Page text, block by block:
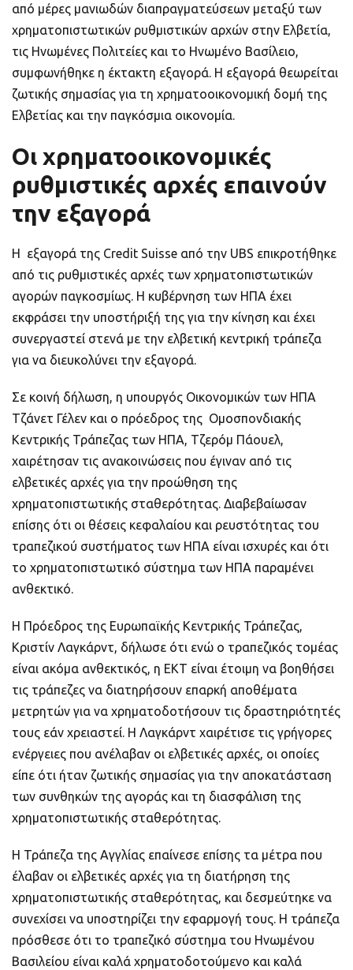
από μέρες μανιωδών διαπραγματεύσεων μεταξύ των
χρηματοπιστωτικών ρυθμιστικών αρχών στην Ελβετία,
τις Ηνωμένες Πολιτείες και το Ηνωμένο Βασίλειο,
συμφωνήθηκε η έκτακτη εξαγορά. Η εξαγορά θεωρείται
ζωτικής σημασίας για τη χρηματοοικονομική δομή της
Ελβετίας και την παγκόσμια οικονομία.
Οι χρηματοοικονομικές
ρυθμιστικές αρχές επαινούν
την εξαγορά
Η εξαγορά της Credit Suisse από την UBS επικροτήθηκε
από τις ρυθμιστικές αρχές των χρηματοπιστωτικών
αγορών παγκοσμίως. Η κυβέρνηση των ΗΠΑ έχει
εκφράσει την υποστήριξή της για την κίνηση και έχει
συνεργαστεί στενά με την ελβετική κεντρική τράπεζα
για να διευκολύνει την εξαγορά.
Σε κοινή δήλωση, η υπουργός Οικονομικών των ΗΠΑ
Τζάνετ Γέλεν και ο πρόεδρος της Ομοσπονδιακής
Κεντρικής Τράπεζας των ΗΠΑ, Τζερόμ Πάουελ,
χαιρέτησαν τις ανακοινώσεις που έγιναν από τις
ελβετικές αρχές για την προώθηση της
χρηματοπιστωτικής σταθερότητας. Διαβεβαίωσαν
επίσης ότι οι θέσεις κεφαλαίου και ρευστότητας του
τραπεζικού συστήματος των ΗΠΑ είναι ισχυρές και ότι
το χρηματοπιστωτικό σύστημα των ΗΠΑ παραμένει
ανθεκτικό.
Η Πρόεδρος της Ευρωπαϊκής Κεντρικής Τράπεζας,
Κριστίν Λαγκάρντ, δήλωσε ότι ενώ ο τραπεζικός τομέας
είναι ακόμα ανθεκτικός, η ΕΚΤ είναι έτοιμη να βοηθήσει
τις τράπεζες να διατηρήσουν επαρκή αποθέματα
μετρητών για να χρηματοδοτήσουν τις δραστηριότητές
τους εάν χρειαστεί. Η Λαγκάρντ χαιρέτισε τις γρήγορες
ενέργειες που ανέλαβαν οι ελβετικές αρχές, οι οποίες
είπε ότι ήταν ζωτικής σημασίας για την αποκατάσταση
των συνθηκών της αγοράς και τη διασφάλιση της
χρηματοπιστωτικής σταθερότητας.
Η Τράπεζα της Αγγλίας επαίνεσε επίσης τα μέτρα που
έλαβαν οι ελβετικές αρχές για τη διατήρηση της
χρηματοπιστωτικής σταθερότητας, και δεσμεύτηκε να
συνεχίσει να υποστηρίζει την εφαρμογή τους. Η τράπεζα
πρόσθεσε ότι το τραπεζικό σύστημα του Ηνωμένου
Βασιλείου είναι καλά χρηματοδοτούμενο και καλά